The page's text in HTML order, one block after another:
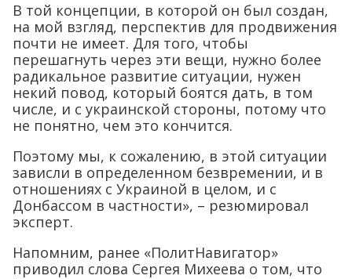
В той концепции, в которой он был создан,
на мой взгляд, перспектив для продвижения
почти не имеет. Для того, чтобы
перешагнуть через эти вещи, нужно более
радикальное развитие ситуации, нужен
некий повод, который боятся дать, в том
числе, и с украинской стороны, потому что
не понятно, чем это кончится.
Поэтому мы, к сожалению, в этой ситуации
зависли в определенном безвремении, и в
отношениях с Украиной в целом, и с
Донбассом в частности», – резюмировал
эксперт.
Напомним, ранее «ПолитНавигатор»
приводил слова Сергея Михеева о том, что